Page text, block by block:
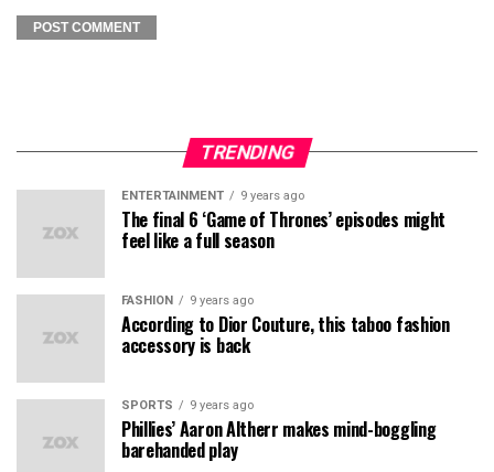
TRENDING
ENTERTAINMENT 9 years ago
The final 6 ‘Game of Thrones’ episodes might
feel like a full season
FASHION 9 years ago
According to Dior Couture, this taboo fashion
accessory is back
SPORTS 9 years ago
Phillies’ Aaron Altherr makes mind-boggling
barehanded play